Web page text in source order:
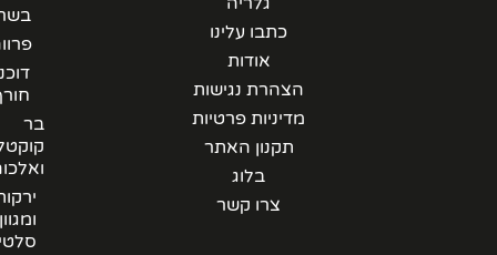
כתבו עלינו
אודות
הצהרת נגישות
מדיניות פרטיות
תקנון האתר
בלוג
צרו קשר
בשרי
פרווה
דוכני
חורף
קוקטלים
ואלכוהל
ירקות
ומגוון
סלטים